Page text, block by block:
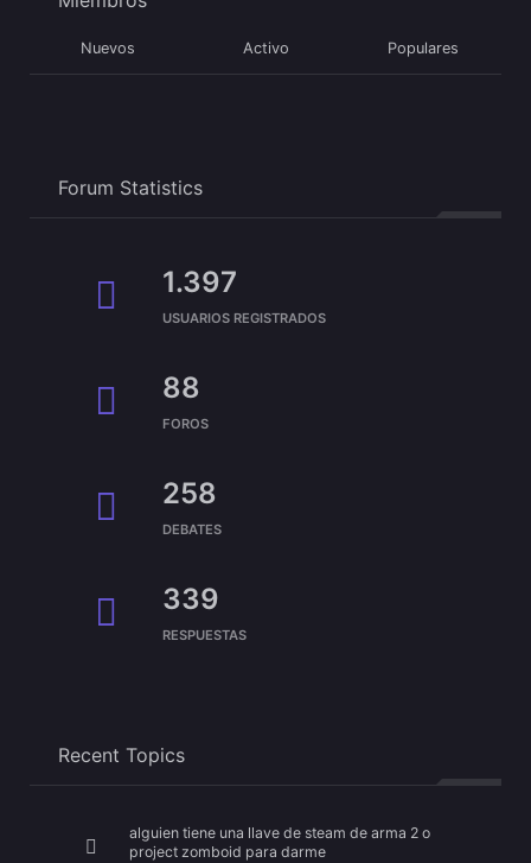
Nuevos Activo Populares
Forum Statistics
1.397
USUARIOS REGISTRADOS
88
FOROS
258
DEBATES
339
RESPUESTAS
Recent Topics
alguien tiene una llave de steam de arma 2 o
project zomboid para darme